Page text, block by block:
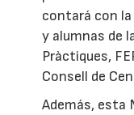
contará con
y alumnas de
Pràctiques,
Consell de
Además, esta